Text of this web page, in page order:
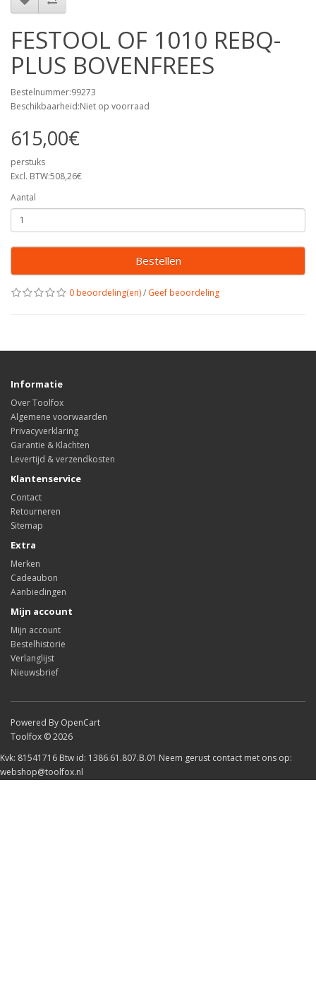
FESTOOL OF 1010 REBQ-
PLUS BOVENFREES
Bestelnummer:99273
Beschikbaarheid:Niet op voorraad
615,00€
perstuks
Excl. BTW:508,26€
Aantal
Bestellen
0 beoordeling(en)/ Geef beoordeling
Informatie
Over Toolfox
Algemene voorwaarden
Privacyverklaring
Garantie & Klachten
Levertijd & verzendkosten
Klantenservice
Contact
Retourneren
Sitemap
Extra
Merken
Cadeaubon
Aanbiedingen
Mijn account
Mijn account
Bestelhistorie
Verlanglijst
Nieuwsbrief
Powered By OpenCart
Toolfox © 2026
Kvk: 81541716 Btw id: 1386.61.807.B.01 Neem gerust contact met ons op:
webshop@toolfox.nl